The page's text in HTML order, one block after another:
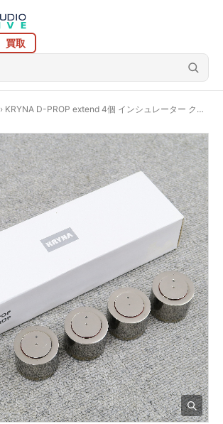
買取
› KRYNA D-PROP extend 4個 インシュレーター クライナ @58451